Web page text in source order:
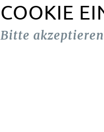
COOKIE
Bitte